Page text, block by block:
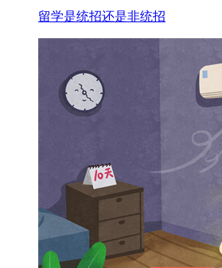
留学是统招还是非统招